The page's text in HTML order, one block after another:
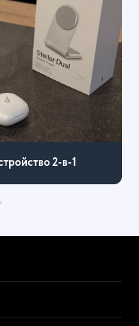
2-в-1